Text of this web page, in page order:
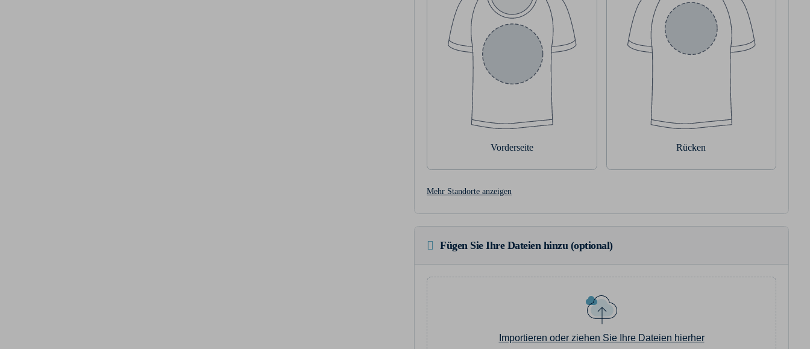
Vorderseite Rücken
Mehr Standorte anzeigen
Fügen Sie Ihre Dateien hinzu (optional)
Importieren oder ziehen Sie Ihre Dateien hierher